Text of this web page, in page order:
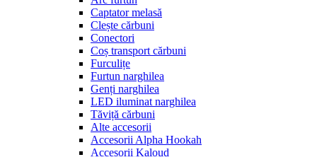
Captator melasă
Clește cărbuni
Conectori
Coș transport cărbuni
Furculițe
Furtun narghilea
Genți narghilea
LED iluminat narghilea
Tăviță cărbuni
Alte accesorii
Accesorii Alpha Hookah
Accesorii Kaloud